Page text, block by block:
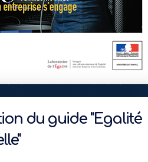
du guide "Egalité